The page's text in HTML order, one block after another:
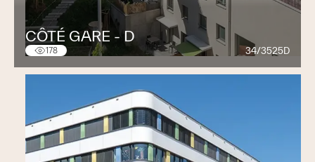
CÔTÉ GARE - D
178 34/3525D